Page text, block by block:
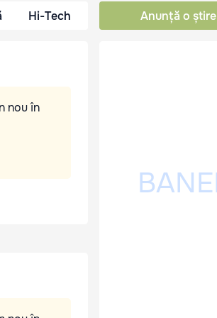
Hi-Tech Anunță o știre
nou în